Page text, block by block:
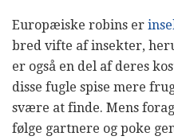
Europæiske robins er
bred vifte af insekter,
er også en del af deres
disse fugle spise mere
svære at finde. Mens
følge gartnere og poke